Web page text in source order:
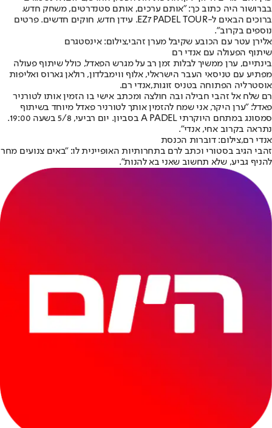
בברושור היה כתוב כך: "אותם ערכים, אותם סטנדרטים, משחק חדש.
ברוכים הבאים ל-EZ7 PADEL TOUR. עידן חדש, חוקים חדשים. פרטים
נוספים בקרוב".
אלירן עטר עם הכובע שקיבל מערן זהבי,צילום: אינסטגרם
שיתוף הפעולה עם אנדי רם
בינתיים, ערן ממשיך לבלות זמן רב על מגרש הפאדל, כולל שיתוף פעולה
מפתיע עם טניסאי העבר הישראלי, אלוף ווימבלדון, רולאן גארוס ואליפות
אוסטרליה הפתוחה בטניס זוגות,אנדי רם.
רם שלח אל זהבי חבילה ובה חולצה ומכתב אישי בו הזמין אותו לטורניר
פאדל: "ערן היקר, אני שמח להזמין אותך לטורניר פאדל מיוחד בשיתוף
סמסונג במתחם היוקרתי A PADEL בסביון. יום רביעי, 5/8 בשעה 19:00.
נתראה בקרוב אחי, אנדי".
אנדי רם,צילום: דוברות הכנסת
זהבי הגיב בסטורי וכתב לרם בתחרותיות האופיינית לו: "באים צנועים מחר
להניף גביע, שלא תחשוב שאני בא להנות".